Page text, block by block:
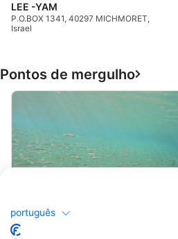
LEE -YAM
P.O.BOX 1341, 40297 MICHMORET,
Israel
Pontos de mergulho
SIGALA DIVING SCHOOL, 88000 EILAT
português